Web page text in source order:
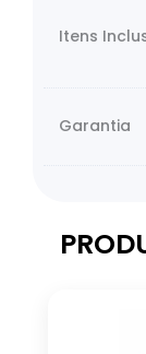
Itens
Garantia